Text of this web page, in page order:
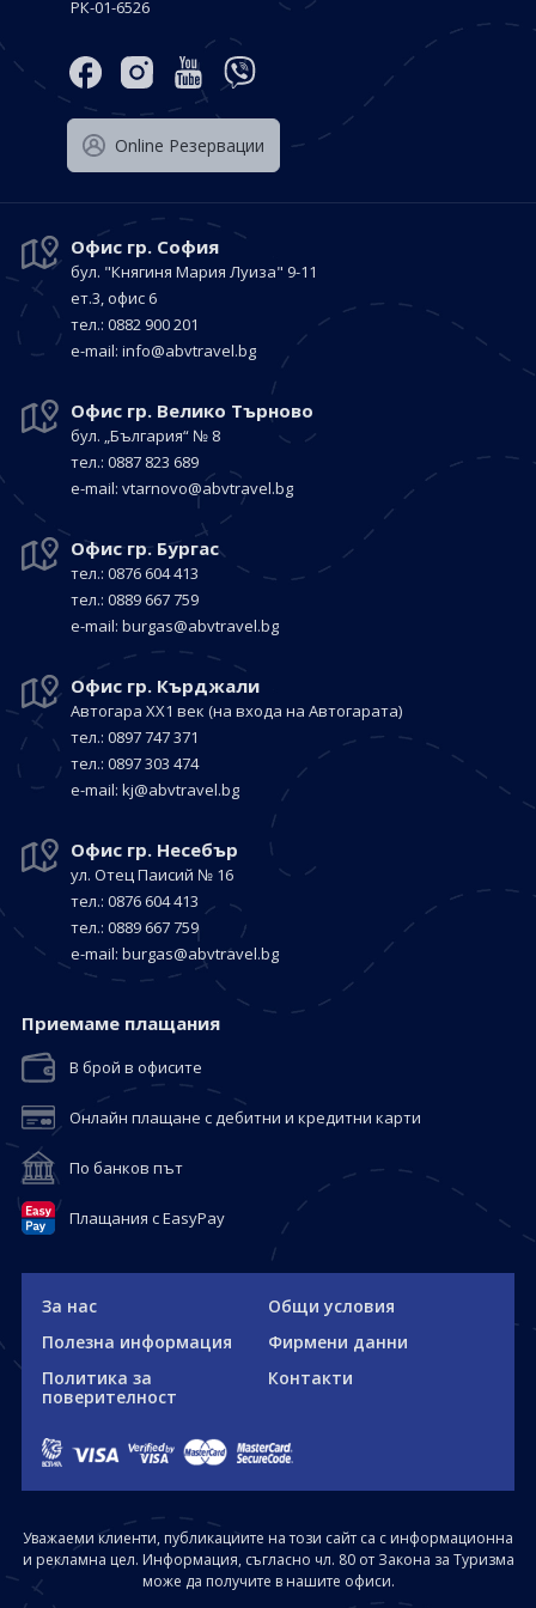
РК-01-6526
Оnline Резервации
Офис гр. София
бул. "Княгиня Мария Луиза" 9-11
ет.3, офис 6
тел.: 0882 900 201
е-mail: info@abvtravel.bg
Офис гр. Велико Търново
бул. „България“ № 8
тел.: 0887 823 689
е-mail: vtarnovo@abvtravel.bg
Офис гр. Бургас
тел.: 0876 604 413
тел.: 0889 667 759
е-mail: burgas@abvtravel.bg
Офис гр. Кърджали
Автогара ХХ1 век (на входа на Автогарата)
тел.: 0897 747 371
тел.: 0897 303 474
е-mail: kj@abvtravel.bg
Офис гр. Несебър
ул. Отец Паисий № 16
тел.: 0876 604 413
тел.: 0889 667 759
е-mail: burgas@abvtravel.bg
Приемaме плащания
В брой в офисите
Онлайн плащане с дебитни и кредитни карти
По банков път
Плащания с EasyPay
За нас
Общи условия
Полезна информация
Фирмени данни
Политика за
поверителност
Контакти
Уважаеми клиенти, публикациите на този сайт са с информационна
и рекламна цел. Информация, съгласно чл. 80 от Закона за Туризма
може да получите в нашите офиси.